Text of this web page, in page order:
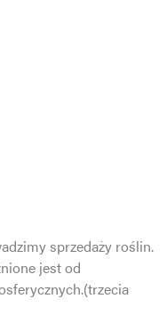
sprzedaży roślin.
jest od